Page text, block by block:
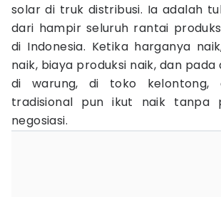
solar di truk distribusi. Ia adalah
dari hampir seluruh rantai
di Indonesia. Ketika harganya
naik, biaya produksi naik, dan
di warung, di toko kelontong,
tradisional pun ikut naik tanpa
negosiasi.